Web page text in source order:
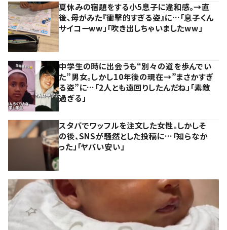
夏休みの宿題をする小5息子に違和感。→直
後、母がみた『衝撃的すぎる姿』に…「息子くん
サイコーww」「吹き出しちゃいましたww」
中学生の時に出会うも“別々の道を歩んでい
た”男女。しかし10年後の現在→”まさかすぎ
る姿”に…「2人とも遠回りしたんだね」「素敵
過ぎる」
スタバでワッフルを注文した女性。しかしそ
の後、SNSが騒然とした投稿に…「知らなか
った」「ヤバい安い」